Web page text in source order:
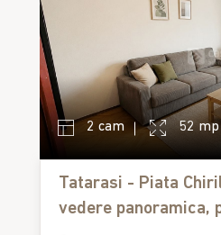
2 cam 52 mp
Tatarasi - Piata
vedere panoramica,